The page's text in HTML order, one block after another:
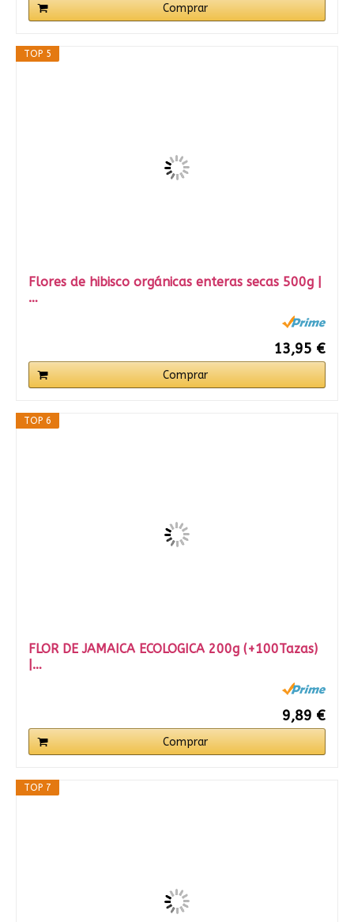
Comprar
TOP 5
Flores de hibisco orgánicas enteras secas 500g |
…
13,95 €
Comprar
TOP 6
FLOR DE JAMAICA ECOLOGICA 200g (+100Tazas)
|…
9,89 €
Comprar
TOP 7